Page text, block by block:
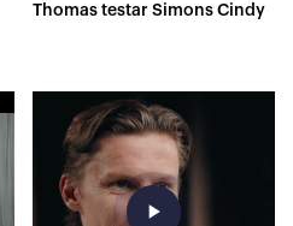
Thomas testar Simons Cindy
play_arrow